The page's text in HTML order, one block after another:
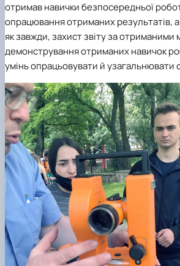
отримав навички безпосередньої
опрацювання отриманих результатів,
як завжди, захист звіту за отриманими
демонстрування отриманих навичок
умінь опрацьовувати й узагальнювати